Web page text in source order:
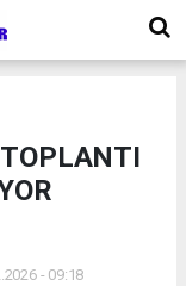
- 09:18